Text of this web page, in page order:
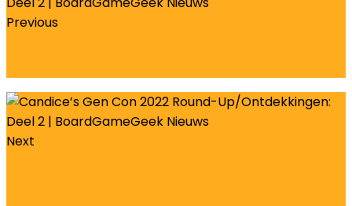
Previous
Next